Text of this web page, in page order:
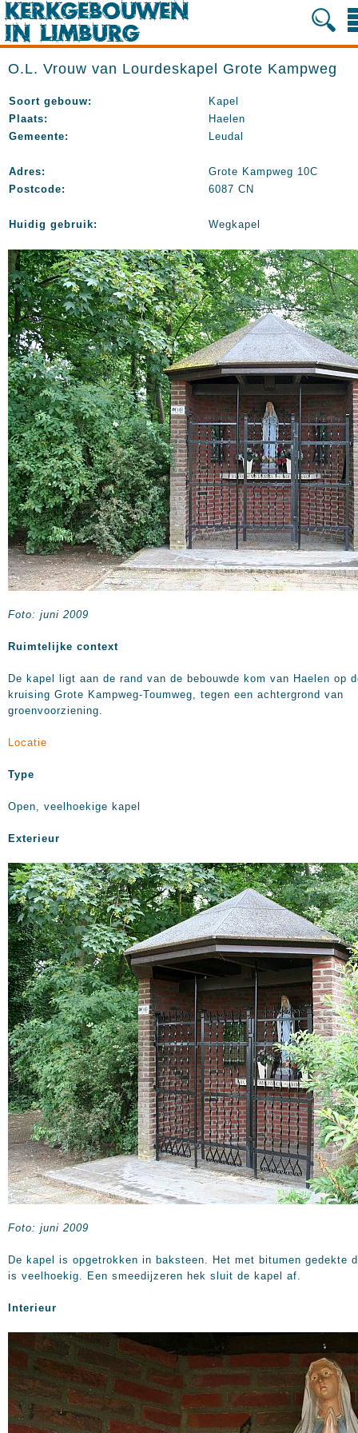
O.L. Vrouw van Lourdeskapel Grote Kampweg
Soort gebouw:
Kapel
Plaats:
Haelen
Gemeente:
Leudal
Adres:
Grote Kampweg 10C
Postcode:
6087 CN
Huidig gebruik: Wegkapel
Foto: juni 2009
Ruimtelijke context
De kapel ligt aan de rand van de bebouwde kom van Haelen op
kruising Grote Kampweg-Toumweg, tegen een achtergrond van
groenvoorziening.
Locatie
Type
Open, veelhoekige kapel
Exterieur
Foto: juni 2009
De kapel is opgetrokken in baksteen. Het met bitumen gedekte
is veelhoekig. Een smeedijzeren hek sluit de kapel af.
Interieur